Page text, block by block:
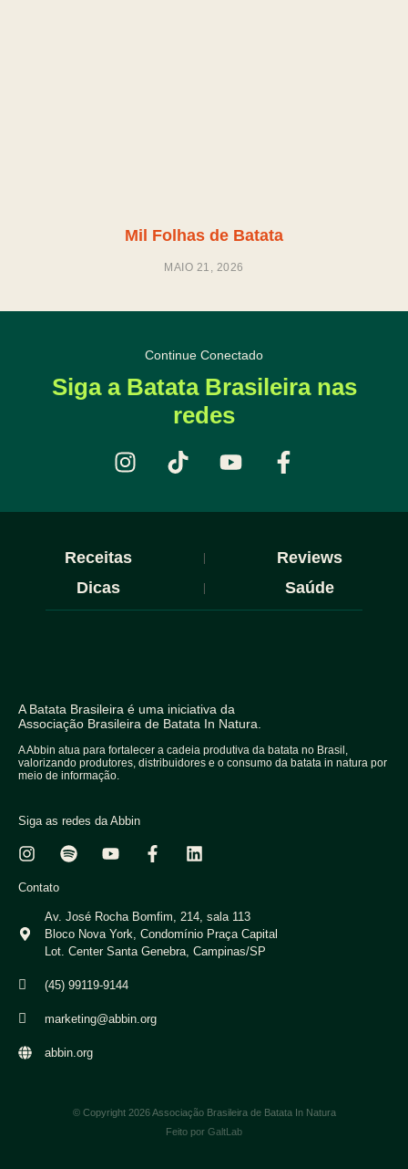
Mil Folhas de Batata
MAIO 21, 2026
Continue Conectado
Siga a Batata Brasileira nas
redes
Receitas |
Reviews
Dicas
| Saúde
A Batata Brasileira é uma iniciativa da
Associação Brasileira de Batata In Natura.
A Abbin atua para fortalecer a cadeia produtiva da batata no Brasil,
valorizando produtores, distribuidores e o consumo da batata in natura por
meio de informação.
Siga as redes da Abbin
Contato
Av. José Rocha Bomfim, 214, sala 113
Bloco Nova York, Condomínio Praça Capital
Lot. Center Santa Genebra, Campinas/SP
(45) 99119-9144
marketing@abbin.org
abbin.org
© Copyright 2026 Associação Brasileira de Batata In Natura
Feito por GaltLab